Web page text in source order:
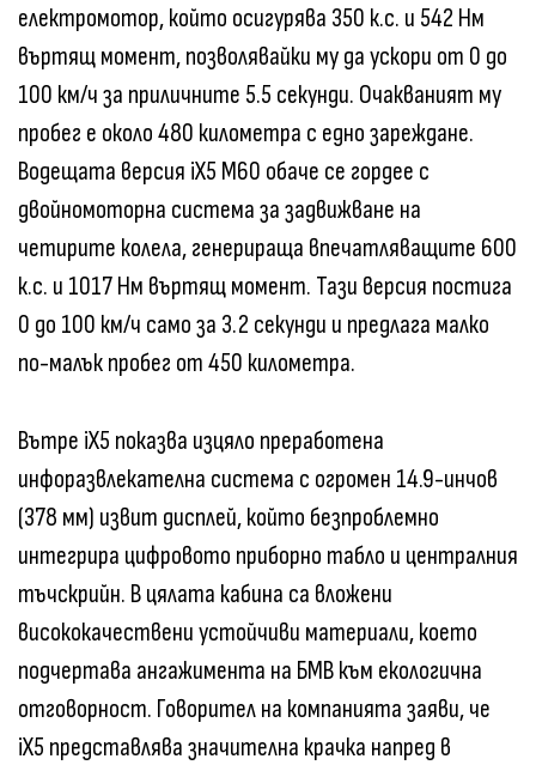
електромотор, който осигурява 350 к.с. и 542 Нм
въртящ момент, позволявайки му да ускори от 0 до
100 км/ч за приличните 5.5 секунди. Очакваният му
пробег е около 480 километра с едно зареждане.
Водещата версия iX5 M60 обаче се гордее с
двойномоторна система за задвижване на
четирите колела, генерираща впечатляващите 600
к.с. и 1017 Нм въртящ момент. Тази версия постига
0 до 100 км/ч само за 3.2 секунди и предлага малко
по-малък пробег от 450 километра.
Вътре iX5 показва изцяло преработена
инфоразвлекателна система с огромен 14.9-инчов
(378 мм) извит дисплей, който безпроблемно
интегрира цифровото приборно табло и централния
тъчскрийн. В цялата кабина са вложени
висококачествени устойчиви материали, което
подчертава ангажимента на БМВ към екологична
отговорност. Говорител на компанията заяви, че
iX5 представлява значителна крачка напред в